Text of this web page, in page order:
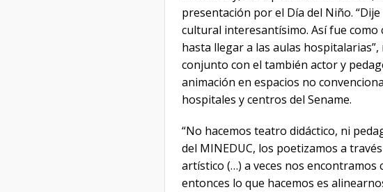
presentación por el Día del Niño.
cultural interesantísimo. Así fue como
hasta llegar a las aulas
conjunto con el también actor y
animación en espacios no
hospitales y centros del Sename.
“No hacemos teatro didáctico, ni
del MINEDUC, los poetizamos a
artístico (…) a veces nos encontramos
entonces lo que hacemos es